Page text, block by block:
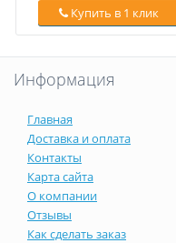
Купить в 1 клик
Информация
Главная
Доставка и оплата
Контакты
Карта сайта
О компании
Отзывы
Как сделать заказ